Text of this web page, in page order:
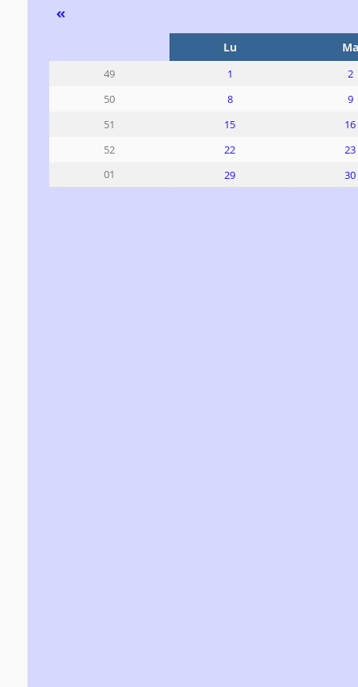
Lu Ma
49 1 2
50
8 9
51
15 16
52
22 23
01
29 30